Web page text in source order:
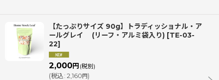
【たっぷりサイズ 90g】トラディッショナル・ア
ールグレイ (リーフ・アルミ袋入り) [TE-03-
22]
2,000円 (税別)
(税込: 2,160円)